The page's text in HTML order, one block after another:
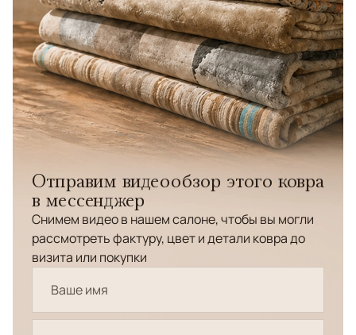
Отправим видеообзор этого ковра
в мессенджер
Снимем видео в нашем салоне, чтобы вы могли
рассмотреть фактуру, цвет и детали ковра до
визита или покупки